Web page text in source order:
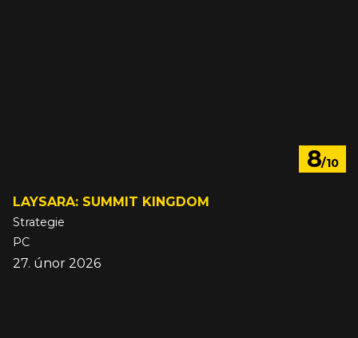
8/10
LAYSARA: SUMMIT KINGDOM
Strategie
PC
27. únor 2026